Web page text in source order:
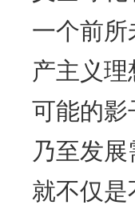
一个前所
产主义
可能的影
乃至发
就不仅